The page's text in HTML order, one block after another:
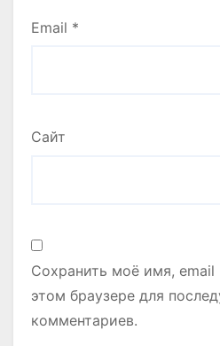
Email *
Сайт
Сохранить моё имя, email
этом браузере для
комментариев.